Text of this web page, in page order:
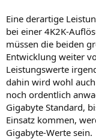
Eine derartige
bei einer 4K2K-
müssen die beiden
Entwicklung weiter
Leistungswerte
dahin wird wohl
noch ordentlich
Gigabyte Standard,
Einsatz kommen,
Gigabyte-Werte sein.